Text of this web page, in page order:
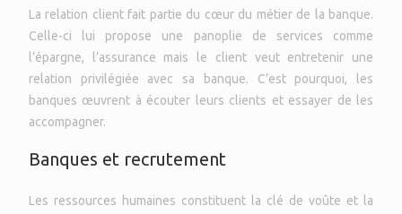
La relation client fait partie du cœur du métier de la banque.
Celle-ci lui propose une panoplie de services comme
l’épargne, l’assurance mais le client veut entretenir une
relation privilégiée avec sa banque. C’est pourquoi, les
banques œuvrent à écouter leurs clients et essayer de les
accompagner.
Banques et recrutement
Les ressources humaines constituent la clé de voûte et la